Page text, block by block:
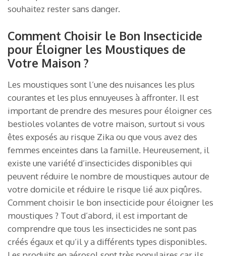
souhaitez rester sans danger.
Comment Choisir le Bon Insecticide
pour Éloigner les Moustiques de
Votre Maison ?
Les moustiques sont l’une des nuisances les plus
courantes et les plus ennuyeuses à affronter. Il est
important de prendre des mesures pour éloigner ces
bestioles volantes de votre maison, surtout si vous
êtes exposés au risque Zika ou que vous avez des
femmes enceintes dans la famille. Heureusement, il
existe une variété d’insecticides disponibles qui
peuvent réduire le nombre de moustiques autour de
votre domicile et réduire le risque lié aux piqûres.
Comment choisir le bon insecticide pour éloigner les
moustiques ? Tout d’abord, il est important de
comprendre que tous les insecticides ne sont pas
créés égaux et qu’il y a différents types disponibles.